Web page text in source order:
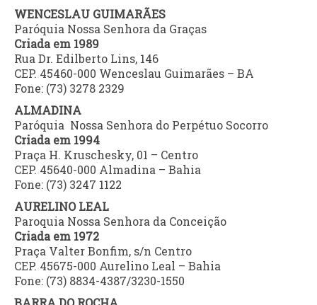
WENCESLAU GUIMARÃES
Paróquia Nossa Senhora da Graças
Criada em 1989
Rua Dr. Edilberto Lins, 146
CEP. 45460-000 Wenceslau Guimarães – BA
Fone: (73) 3278 2329
ALMADINA
Paróquia Nossa Senhora do Perpétuo Socorro
Criada em 1994
Praça H. Kruschesky, 01 – Centro
CEP. 45640-000 Almadina – Bahia
Fone: (73) 3247 1122
AURELINO LEAL
Paroquia Nossa Senhora da Conceição
Criada em 1972
Praça Valter Bonfim, s/n Centro
CEP. 45675-000 Aurelino Leal – Bahia
Fone: (73) 8834-4387/3230-1550